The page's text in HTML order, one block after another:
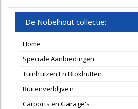
De Nobelhout collectie:
Home
Speciale Aanbiedingen
Tuinhuizen En Blokhutten
Buitenverblijven
Carports en Garage's